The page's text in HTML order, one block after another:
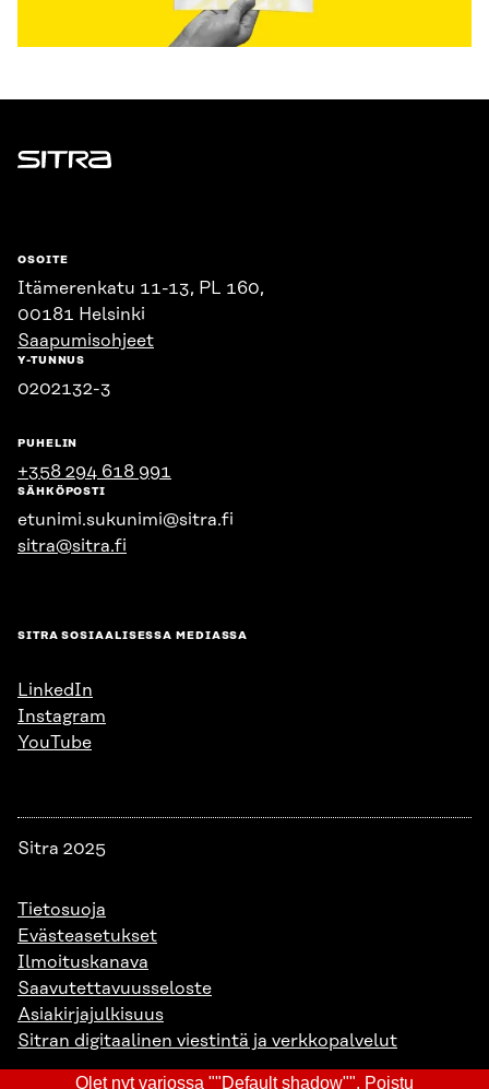
Sitra
OSOITE
Itämerenkatu 11-13, PL 160,
00181 Helsinki
Saapumisohjeet
Y-TUNNUS
0202132-3
PUHELIN
+358 294 618 991
SÄHKÖPOSTI
etunimi.sukunimi@sitra.fi
sitra@sitra.fi
SITRA SOSIAALISESSA MEDIASSA
LinkedIn
Instagram
YouTube
Sitra 2025
Tietosuoja
Evästeasetukset
Ilmoituskanava
Saavutettavuusseloste
Asiakirjajulkisuus
Sitran digitaalinen viestintä ja verkkopalvelut
Olet nyt varjossa ""Default shadow"". Poistu